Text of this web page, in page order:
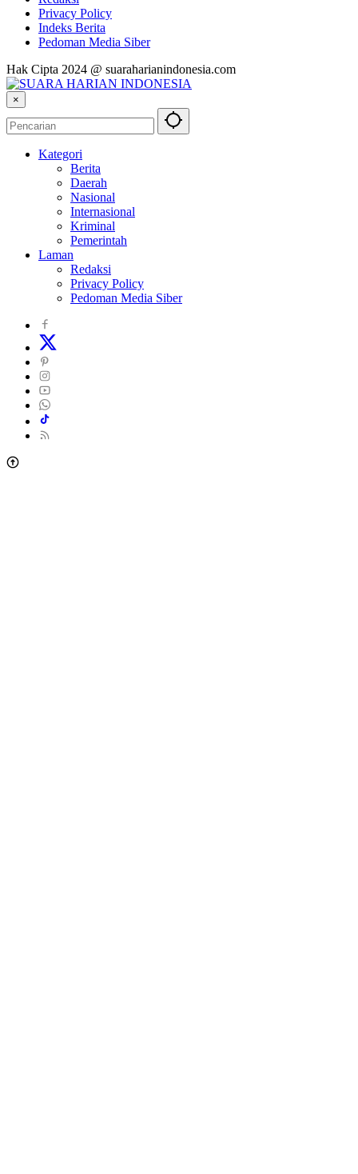
Privacy Policy
Indeks Berita
Pedoman Media Siber
Hak Cipta 2024 @ suaraharianindonesia.com
×
Kategori
Berita
Daerah
Nasional
Internasional
Kriminal
Pemerintah
Laman
Redaksi
Privacy Policy
Pedoman Media Siber